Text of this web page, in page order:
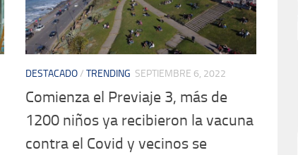
DESTACADO/ TRENDING SEPTIEMBRE 6, 2022
Comienza el Previaje 3, más de
1200 niños ya recibieron la vacuna
contra el Covid y vecinos se